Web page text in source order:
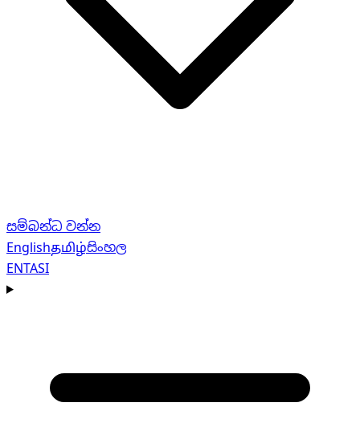
සම්බන්ධ වන්න
Englishதமிழ்සිංහල
ENTASI